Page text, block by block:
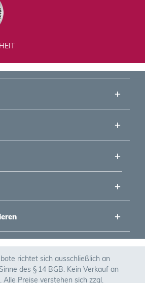
richtet sich ausschließlich an
des § 14 BGB. Kein Verkauf an
Alle Preise verstehen sich zzgl.